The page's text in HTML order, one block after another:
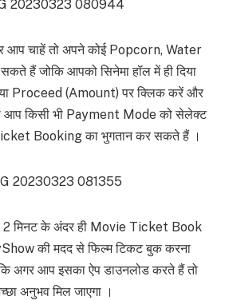
आप चाहें तो अपने कोई Popcorn, Water
हैं जोकि आपको सिनेमा हॉल में ही दिया
Proceed (Amount) पर क्लिक करें और
आप किसी भी Payment Mode को सेलेक्ट
Booking का भुगतान कर सकते हैं ।
2 मिनट के अंदर ही Movie Ticket Book
की मदद से फिल्म टिकट बुक करना
अगर आप इसका ऐप डाउनलोड करते हैं तो
अनुभव मिल जाएगा ।